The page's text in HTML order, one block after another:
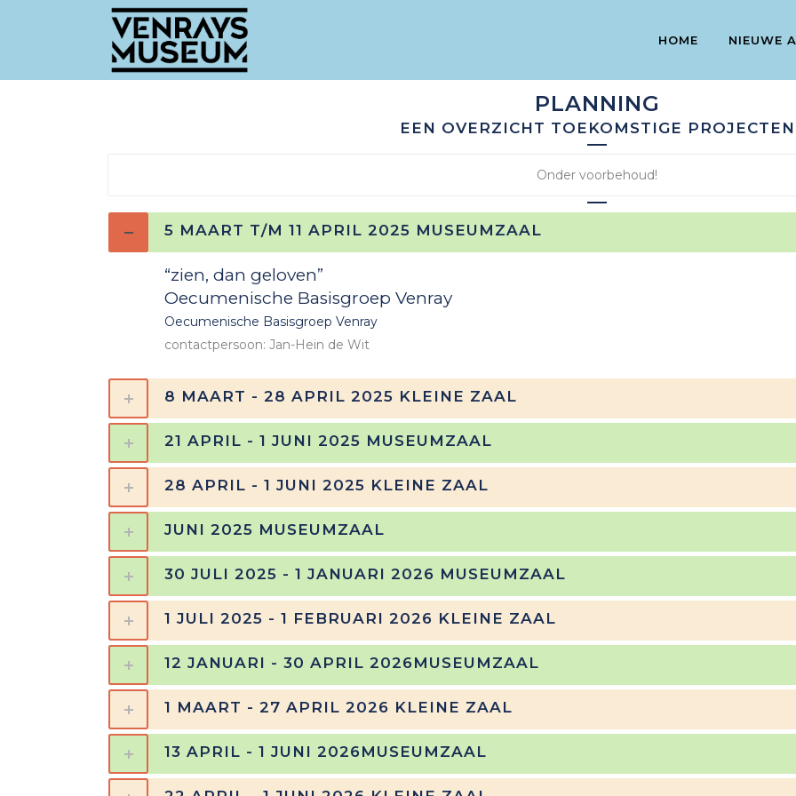
HOME NIEUWE
PLANNING
EEN OVERZICHT TOEKOMSTIGE PROJECTEN
Onder voorbehoud!
5 MAART T/M 11 APRIL 2025 MUSEUMZAAL
“zien, dan geloven”
Oecumenische Basisgroep Venray
Oecumenische Basisgroep Venray
contactpersoon: Jan-Hein de Wit
8 MAART - 28 APRIL 2025 KLEINE ZAAL
21 APRIL - 1 JUNI 2025 MUSEUMZAAL
28 APRIL - 1 JUNI 2025 KLEINE ZAAL
JUNI 2025 MUSEUMZAAL
30 JULI 2025 - 1 JANUARI 2026 MUSEUMZAAL
1 JULI 2025 - 1 FEBRUARI 2026 KLEINE ZAAL
12 JANUARI - 30 APRIL 2026MUSEUMZAAL
1 MAART - 27 APRIL 2026 KLEINE ZAAL
13 APRIL - 1 JUNI 2026MUSEUMZAAL